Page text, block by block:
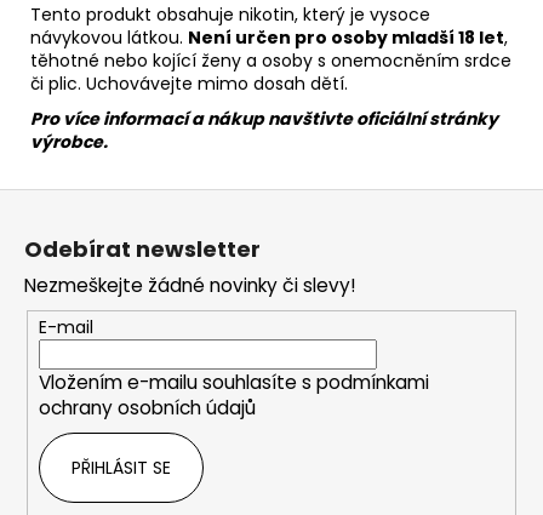
Tento produkt obsahuje nikotin, který je vysoce
návykovou látkou. Není určen pro osoby mladší 18 let,
těhotné nebo kojící ženy a osoby s onemocněním srdce
či plic. Uchovávejte mimo dosah dětí.
Pro více informací a nákup navštivte oficiální stránky
výrobce.
Z
Odebírat newsletter
Nezmeškejte žádné novinky či slevy!
E-mail
Vložením e-mailu souhlasíte s podmínkami
ochrany osobních údajů
PŘIHLÁSIT SE